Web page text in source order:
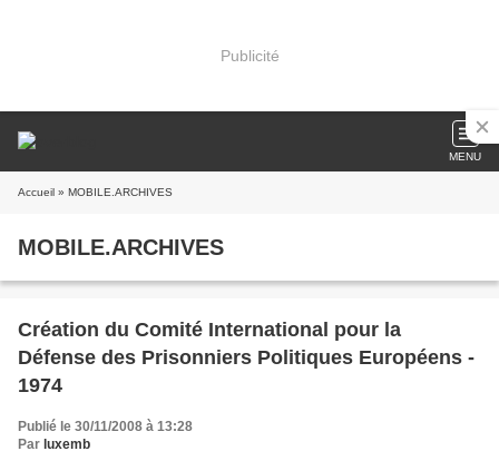
Publicité
MENU
Accueil » MOBILE.ARCHIVES
MOBILE.ARCHIVES
Création du Comité International pour la
Défense des Prisonniers Politiques Européens -
1974
Publié le 30/11/2008 à 13:28
Par luxemb